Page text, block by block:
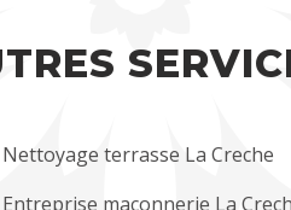
Nettoyage terrasse La Creche
Entreprise maçonnerie La